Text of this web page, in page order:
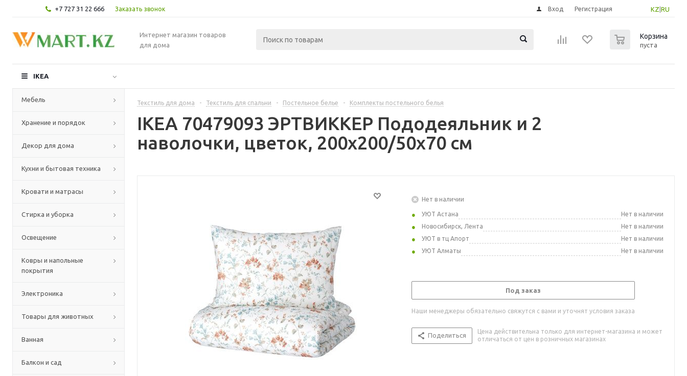
+7 727 31 22 666 Заказать звонок KZ RU
Вход Регистрация
Интернет магазин товаров
для дома
Корзина
пуста
IKEA
Мебель
Хранение и порядок
Декор для дома
Кухни и бытовая техника
Кровати и матрасы
Стирка и уборка
Освещение
Ковры и напольные
покрытия
Электроника
Товары для животных
Ванная
Балкон и сад
Текстиль для дома - Текстиль для спальни - Постельное белье - Комплекты постельного белья
IKEA 70479093 ЭРТВИККЕР Пододеяльник и 2
наволочки, цветок, 200x200/50x70 см
Нет в наличии
УЮТ Астана
Нет в наличии
Новосибирск, Лента
Нет в наличии
УЮТ в тц Апорт
Нет в наличии
УЮТ Алматы
Нет в наличии
Под заказ
Наши менеджеры обязательно свяжутся с вами и уточнят условия заказа
Поделиться
Цена действительна только для интернет-магазина и может
отличаться от цен в розничных магазинах